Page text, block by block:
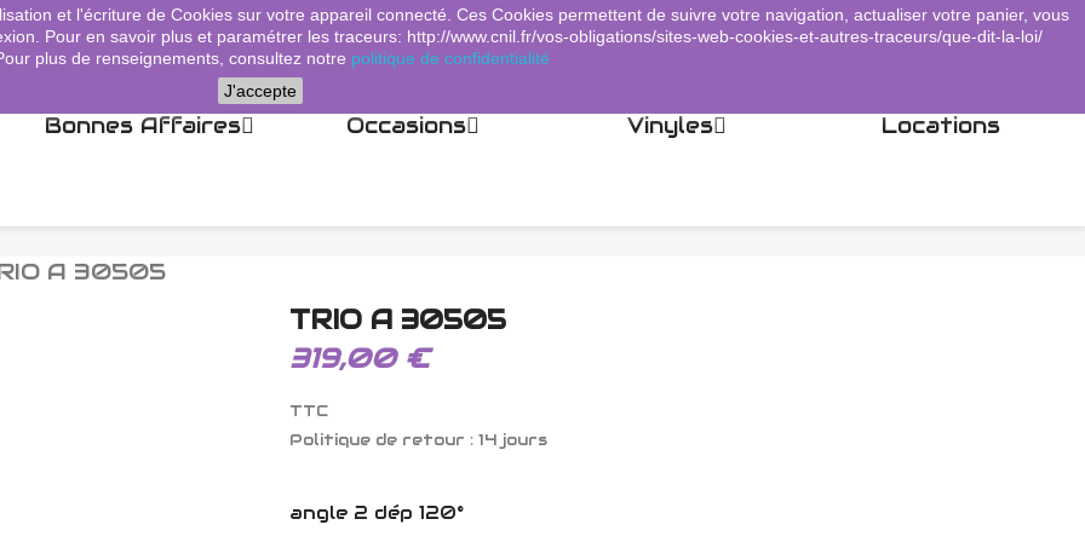
 Connexion shopping_cart Panier (0)
Bonnes Affaires Occasions Vinyles Locations
A 30505
TRIO A 30505
319,00 €
TTC
Politique de retour : 14 jours
angle 2 dép 120°
et l'écriture de Cookies sur votre appareil connecté. Ces Cookies permettent de suivre votre navigation, actualiser votre panier, vous
Pour en savoir plus et paramétrer les traceurs: http://www.cnil.fr/vos-obligations/sites-web-cookies-et-autres-traceurs/que-dit-la-loi/
plus de renseignements, consultez notre politique de confidentialité
J'accepte